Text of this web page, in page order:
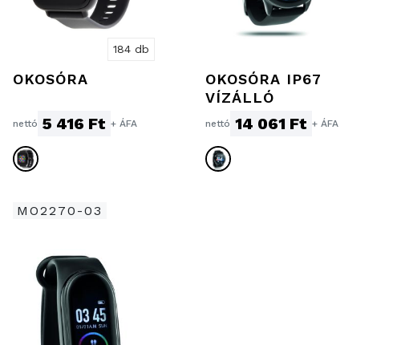
184 db
OKOSÓRA
nettó 5 416 Ft + ÁFA
OKOSÓRA IP67
VÍZÁLLÓ
nettó 14 061 Ft + ÁFA
MO2270-03